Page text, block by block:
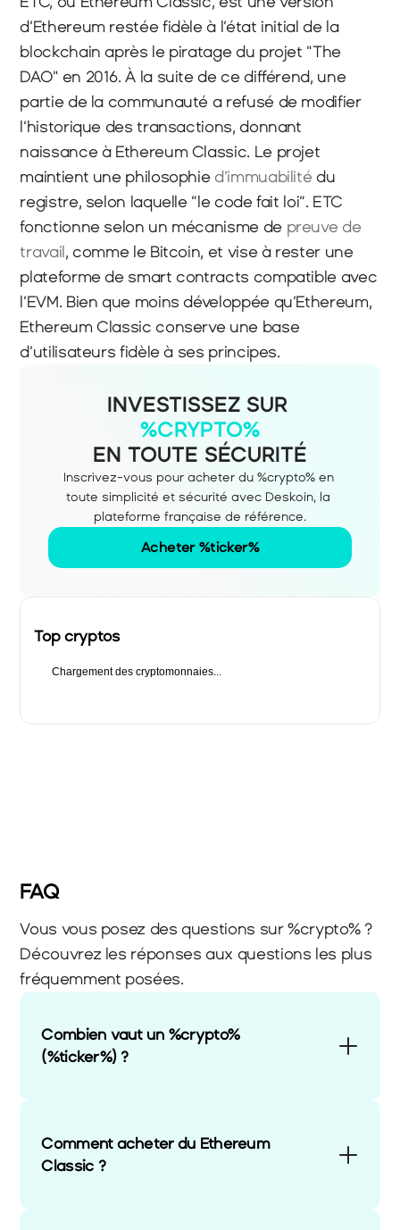
d’Ethereum restée fidèle à l’état initial de la
blockchain après le piratage du projet "The
DAO" en 2016. À la suite de ce différend, une
partie de la communauté a refusé de modifier
l’historique des transactions, donnant
naissance à Ethereum Classic. Le projet
maintient une philosophie d’immuabilité du
registre, selon laquelle “le code fait loi”. ETC
fonctionne selon un mécanisme de preuve de
travail , comme le Bitcoin, et vise à rester une
plateforme de smart contracts compatible avec
l’EVM. Bien que moins développée qu’Ethereum,
Ethereum Classic conserve une base
d’utilisateurs fidèle à ses principes.
INVESTISSEZ SUR
%CRYPTO%
EN TOUTE SÉCURITÉ
Inscrivez-vous pour acheter du %crypto% en
toute simplicité et sécurité avec Deskoin, la
plateforme française de référence.
Acheter %ticker%
Top cryptos
Chargement des cryptomonnaies...
FAQ
Vous vous posez des questions sur %crypto% ?
Découvrez les réponses aux questions les plus
fréquemment posées.
Combien vaut un %crypto%
(%ticker%) ?
Comment acheter du Ethereum
Classic ?